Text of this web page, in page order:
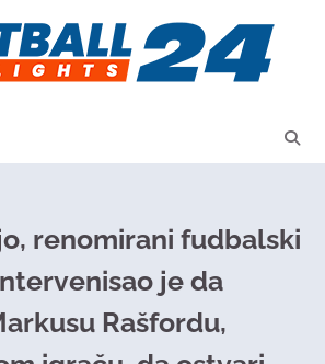
renomirani fudbalski
je da
Rašfordu,